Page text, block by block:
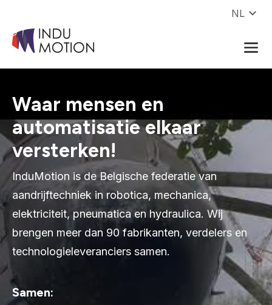
NL
Waar mensen en
automatisatie elkaar
versterken!
InduMotion is de Belgische federatie van
aandrijftechniek in robotica, mechanica,
elektriciteit, pneumatica en hydraulica. Wij
brengen meer dan 90 fabrikanten, verdelers en
technologieleveranciers samen.
Samen: